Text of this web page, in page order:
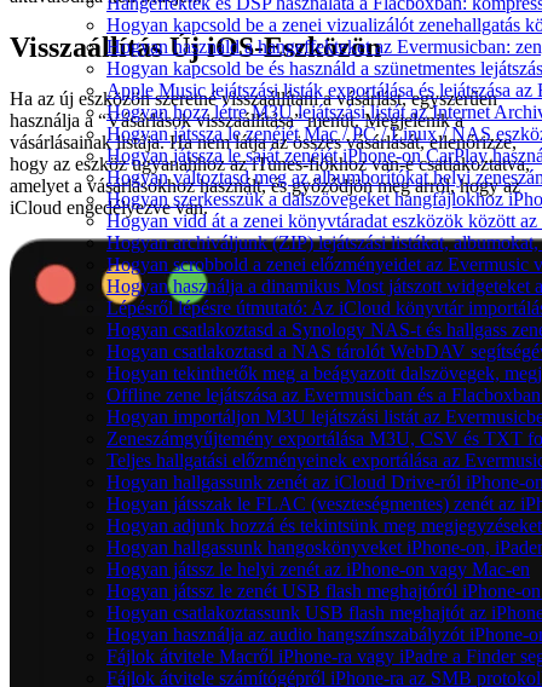
Hogyan kapcsold be a zenei vizualizálót zenehallgatás
Hogyan használd a hangeffekteket az Evermusicban:
Hogyan kapcsold be és használd a szünetmentes
Apple Music lejátszási listák exportálása és lejátszása
Hogyan hozz létre M3U lejátszási listát az Internet
Hogyan játssza le zenéjét Mac / PC / Linux / NAS
Hogyan játssza le saját zenéjét iPhone-on CarPlay
Hogyan változtasd meg az albumborítókat helyi
Hogyan szerkesszük a dalszövegeket hangfájlokhoz
Hogyan vidd át a zenei könyvtáradat eszközök között
Hogyan archiváljunk (ZIP) lejátszási listákat,
Hogyan scrobbold a zenei előzményeidet az Evermusic
Hogyan használja a dinamikus Most játszott widgeteket
Lépésről lépésre útmutató: Az iCloud könyvtár
Hogyan csatlakoztasd a Synology NAS-t és hallgass
Hogyan csatlakoztasd a NAS tárolót WebDAV
Hogyan tekinthetők meg a beágyazott dalszövegek,
Offline zene lejátszása az Evermusicban és a
Hogyan importáljon M3U lejátszási listát az
Zeneszámgyűjtemény exportálása M3U, CSV és TXT
Teljes hallgatási előzményeinek exportálása az
Hogyan hallgassunk zenét az iCloud Drive-ról iPhone-
Hogyan játsszak le FLAC (veszteségmentes) zenét az
Hogyan adjunk hozzá és tekintsünk meg
Hogyan hallgassunk hangoskönyveket iPhone-on,
Hogyan játssz le helyi zenét az iPhone-on vagy Mac-en
Hogyan játssz le zenét USB flash meghajtóról iPhone-
Hogyan csatlakoztassunk USB flash meghajtót az
Hogyan használja az audio hangszínszabályzót
Fájlok átvitele Macről iPhone-ra vagy iPadre a Finder
Fájlok átvitele számítógépről iPhone-ra az SMB
Visszaállítás Új iOS-Eszközön
Ha az új eszközön szeretné visszaállítani a vásárlást, egyszerűen
használja a “Vásárlások visszaállítása” menüt. Megjelenik a
vásárlásainak listája. Ha nem látja az összes vásárlását, ellenőrizze,
hogy az eszköz ugyanahhoz az iTunes-fiókhoz van-e csatlakoztatva,
amelyet a vásárlásokhoz használt, és győződjön meg arról, hogy az
iCloud engedélyezve van.